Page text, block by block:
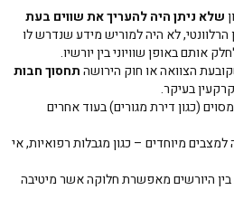
שלא ניתן היה להעריך את שווים בעת
לא היה למוריש מידע שנדרש לו
אותם באופן שוויוני בין יורשיו.
הצוואה או חוק הירושהתחסוך חבות
בעיקר.
(כגון דירת מגורים) בעוד אחרים
מיוחדים – כגון מגבלות רפואיות, אי
היורשים מאפשרת חלוקה אשר מיטיבה